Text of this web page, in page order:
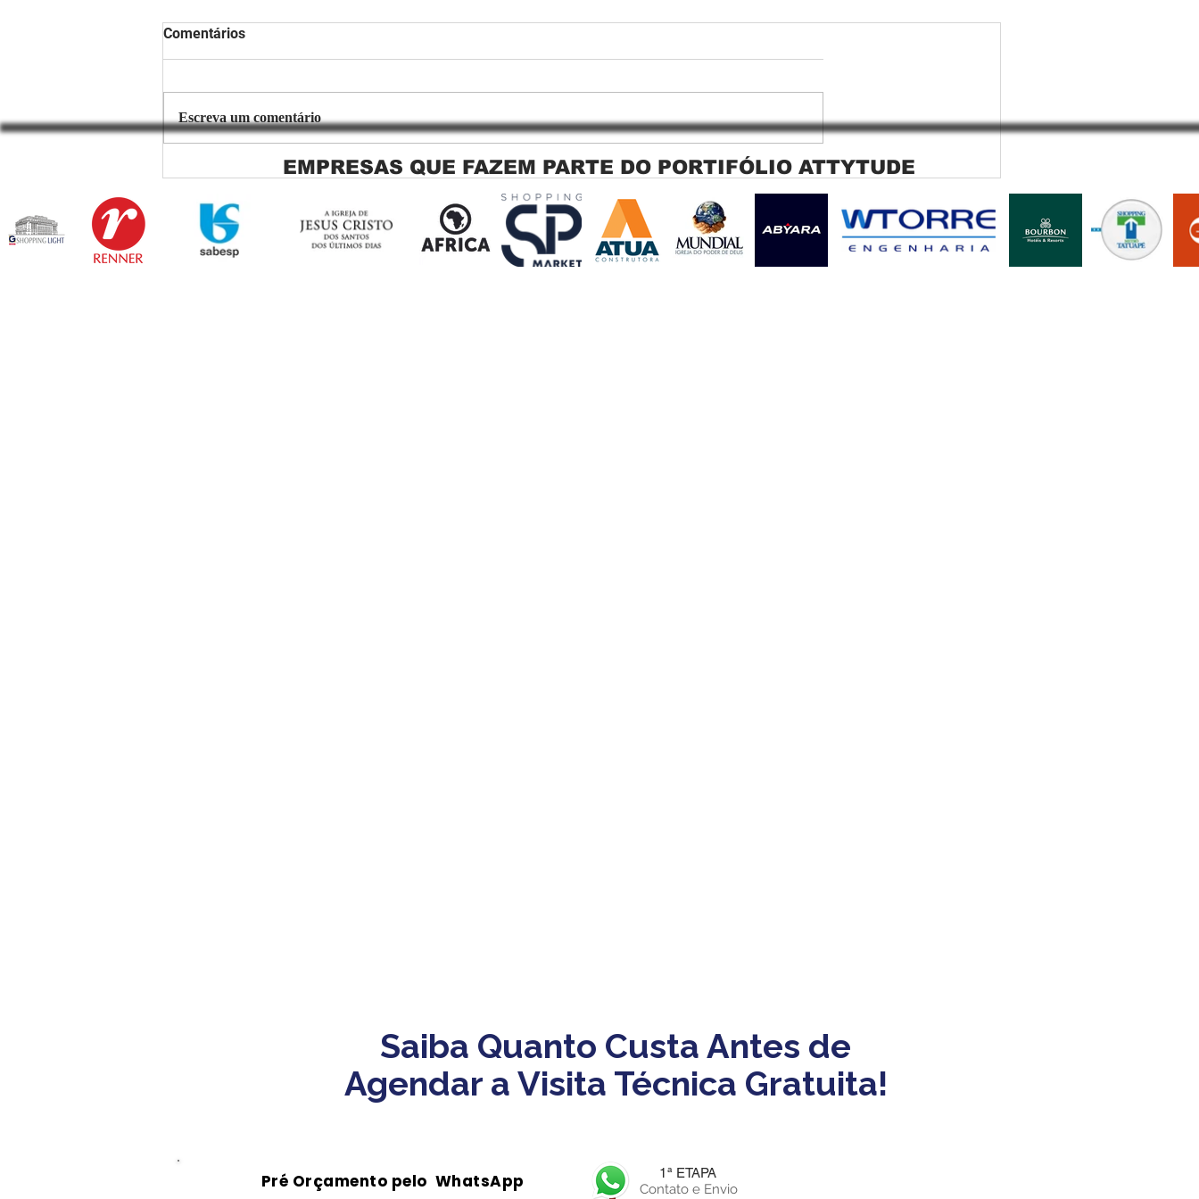
Copiar de Persiana Rolo Tela
Sacada Perfeita no Link
Sapopemba!
Persiana Rolo Tela Solar: O
Segredo para uma Sacada
Perfeita no Link Sapopemba!
Persiana rolo tela solar
Jaguara SP Cortina rolo tela
solar Jaguara SP
Comentários
Escreva um comentário
EMPRESAS QUE FAZEM PARTE DO PORTIFÓLIO ATTYTUDE
Saiba Quanto Custa Antes de
Agendar a Visita Técnica Gratuita!
Pré Orçamento pelo WhatsApp 1ª ETAPA
Contato e Envio